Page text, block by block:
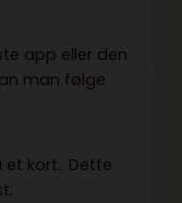
app eller den
man følge
kort.. Dette